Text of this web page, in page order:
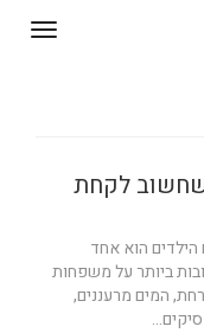
10 פריטים שחשוב לקחת
הילדים הוא אחד
ביותר על משפחות
המים מרעננים,